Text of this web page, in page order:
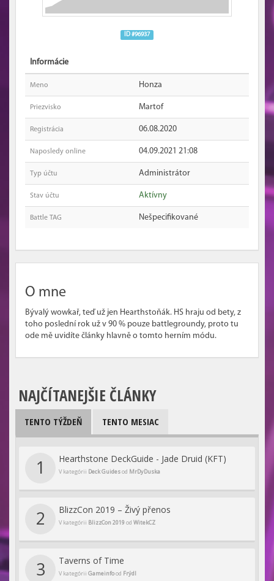
ID #96937
Informácie
Meno Honza
Priezvisko Martof
Registrácia 06.08.2020
Naposledy online 04.09.2021 21:08
Typ účtu Administrátor
Stav účtu Aktívny
Battle TAG Nešpecifikované
O mne
Bývalý wowkař, teď už jen Hearthstoňák. HS hraju od bety, z
toho poslední rok už v 90 % pouze battlegroundy, proto tu
ode mě uvidíte články hlavně o tomto herním módu.
NAJČÍTANEJŠIE ČLÁNKY
TENTO TÝŽDEŇ TENTO MESIAC
1 Hearthstone DeckGuide - Jade Druid (KFT)
V kategórii Deck Guidesod MrDyDuska
2 BlizzCon 2019 – Živý přenos
V kategórii BlizzCon 2019 od WitekCZ
3 Taverns of Time
V kategórii Gameinfood Frýdl